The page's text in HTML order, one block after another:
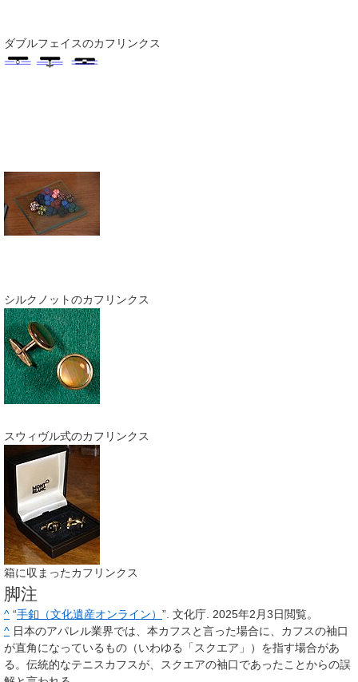
ダブルフェイスのカフリンクス
シルクノットのカフリンクス
スウィヴル式のカフリンクス
箱に収まったカフリンクス
脚注
^ “手釦（文化遺産オンライン） ”. 文化庁. 2025年2月3日閲覧。
^ 日本のアパレル業界では、本カフスと言った場合に、カフスの袖口
が直角になっているもの（いわゆる「スクエア」）を指す場合があ
る。伝統的なテニスカフスが、スクエアの袖口であったことからの誤